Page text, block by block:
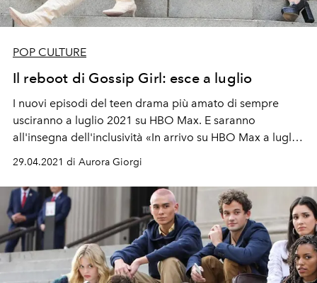
POP CULTURE
Il reboot di Gossip Girl: esce a luglio
I nuovi episodi del teen drama più amato di sempre
usciranno a luglio 2021 su HBO Max. E saranno
all'insegna dell'inclusività «In arrivo su HBO Max a luglio.
Compare la prima immagine dal nuovo set! Gli ultimi
dettagli sulla tanto attesa serie, ci saranno Blair e
Serena? E Chuck Bass?
29.04.2021 di Aurora Giorgi